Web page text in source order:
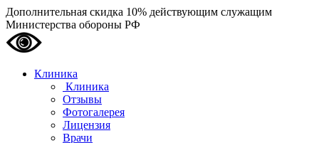
Дополнительная скидка 10% действующим служащим
Министерства обороны РФ
Клиника
Клиника
Отзывы
Фотогалерея
Лицензия
Врачи